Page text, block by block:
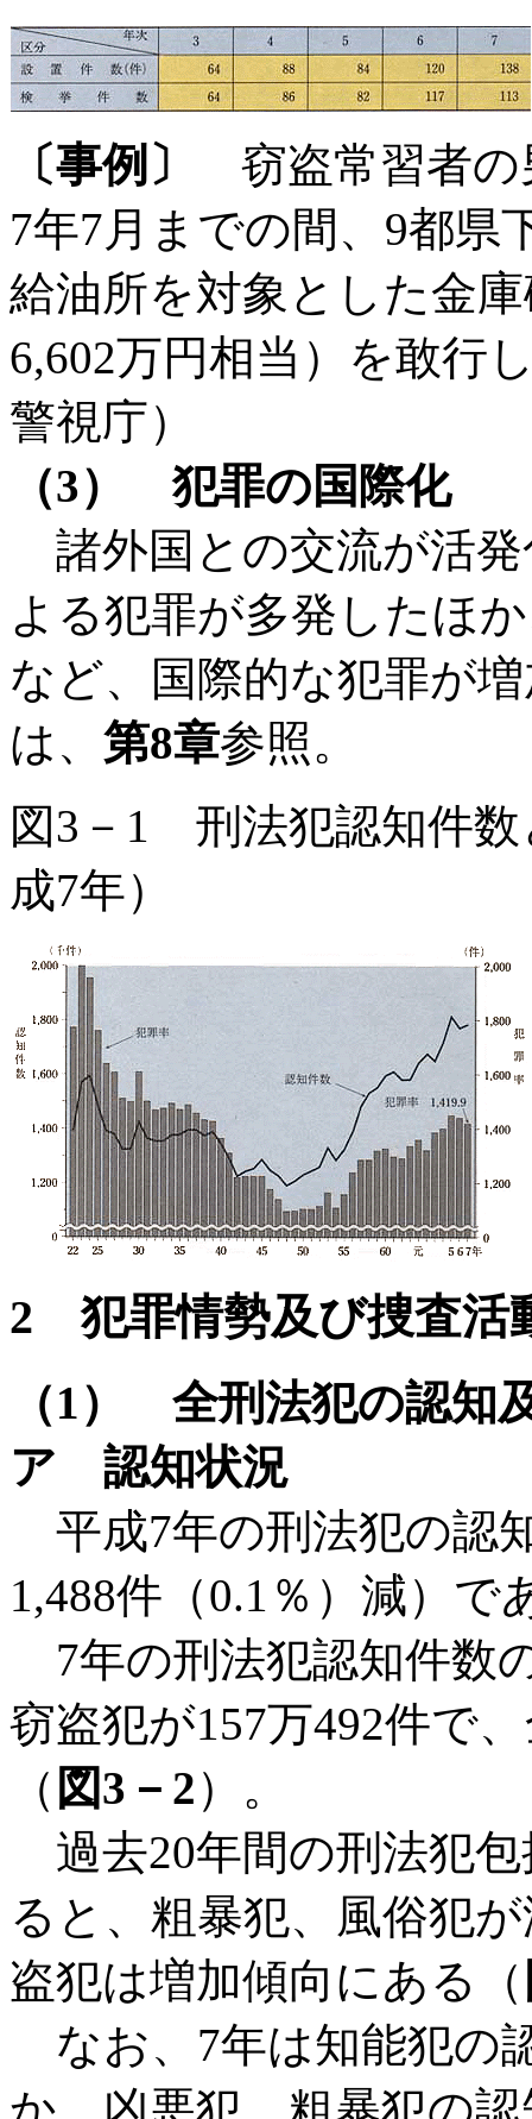
〔事例〕
窃盗常習者の
7年7月までの間、9都県
給油所を対象とした金
6,602万円相当）を敢行
警視庁）
（3） 犯罪の国際化
諸外国との交流が活
よる犯罪が多発したほ
など、国際的な犯罪が
は、 第8章参照。
図3－1 刑法犯認知件数
成7年）
2 犯罪情勢及び捜査活
（1） 全刑法犯の認知
ア 認知状況
平成7年の刑法犯の認
1,488件（0.1％）減）で
7年の刑法犯認知件数
窃盗犯が157万492件で
（ 図3－2）。
過去20年間の刑法犯
ると、粗暴犯、風俗犯
盗犯は増加傾向にある（
なお、7年は知能犯の